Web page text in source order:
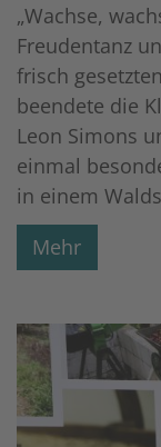
„Wachse,
Freudentanz
frisch
beendete die
Leon Simons
einmal
in einem
Mehr